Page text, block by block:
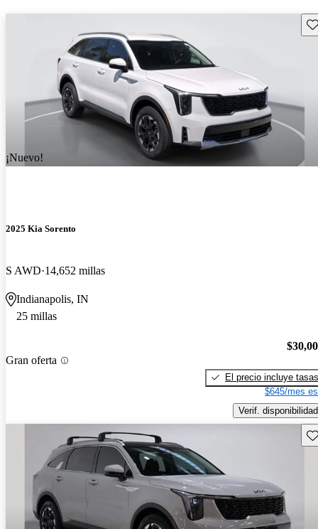
¡Nuevo!
2025 Kia Sorento
S AWD 14,652 millas
Indianapolis, IN
25 millas
Gran oferta
El precio incluye tasas
$645/mes
Verif. disponibilidad